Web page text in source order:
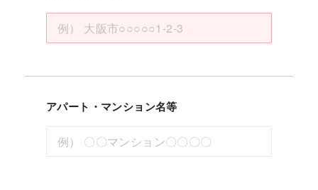
アパート・マンション名等